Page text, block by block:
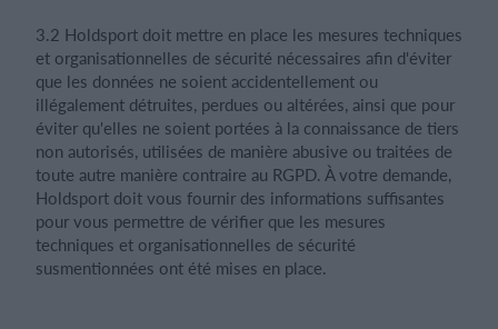
3.2 Holdsport doit mettre en place les mesures techniques
et organisationnelles de sécurité nécessaires afin d'éviter
que les données ne soient accidentellement ou
illégalement détruites, perdues ou altérées, ainsi que pour
éviter qu'elles ne soient portées à la connaissance de tiers
non autorisés, utilisées de manière abusive ou traitées de
toute autre manière contraire au RGPD. À votre demande,
Holdsport doit vous fournir des informations suffisantes
pour vous permettre de vérifier que les mesures
techniques et organisationnelles de sécurité
susmentionnées ont été mises en place.